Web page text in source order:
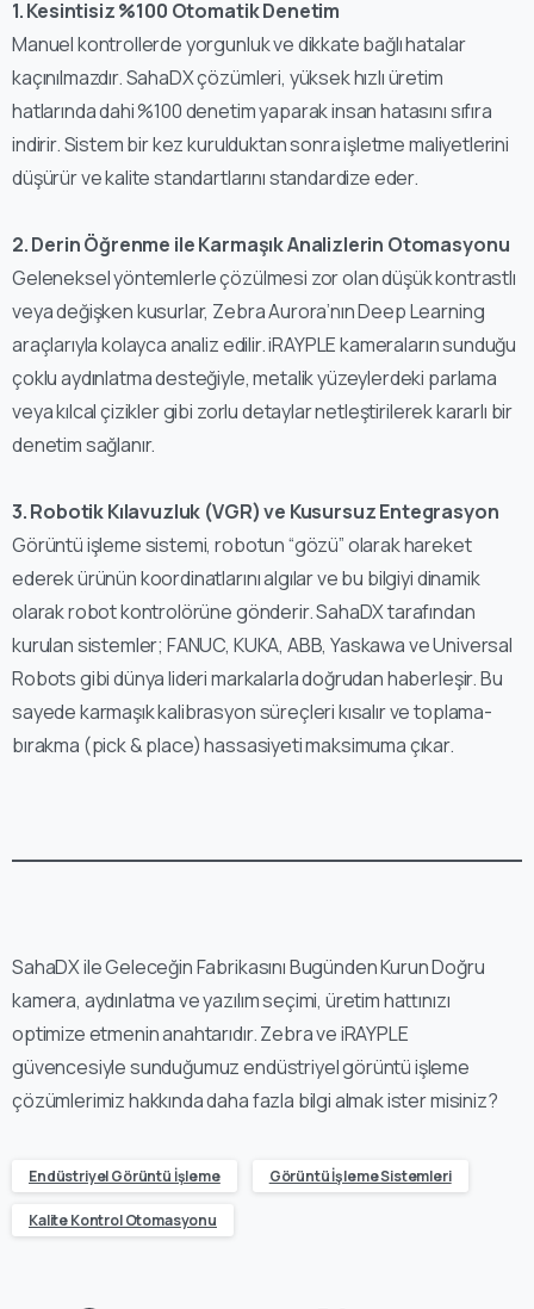
1.⁠ ⁠Kesintisiz %100 Otomatik Denetim
Manuel kontrollerde yorgunluk ve dikkate bağlı hatalar
kaçınılmazdır. SahaDX çözümleri, yüksek hızlı üretim
hatlarında dahi %100 denetim yaparak insan hatasını sıfıra
indirir. Sistem bir kez kurulduktan sonra işletme maliyetlerini
düşürür ve kalite standartlarını standardize eder.
2.⁠ ⁠Derin Öğrenme ile Karmaşık Analizlerin Otomasyonu
Geleneksel yöntemlerle çözülmesi zor olan düşük kontrastlı
veya değişken kusurlar, Zebra Aurora’nın Deep Learning
araçlarıyla kolayca analiz edilir. iRAYPLE kameraların sunduğu
çoklu aydınlatma desteğiyle, metalik yüzeylerdeki parlama
veya kılcal çizikler gibi zorlu detaylar netleştirilerek kararlı bir
denetim sağlanır.
3.⁠ ⁠Robotik Kılavuzluk (VGR) ve Kusursuz Entegrasyon
Görüntü işleme sistemi, robotun “gözü” olarak hareket
ederek ürünün koordinatlarını algılar ve bu bilgiyi dinamik
olarak robot kontrolörüne gönderir. SahaDX tarafından
kurulan sistemler; FANUC, KUKA, ABB, Yaskawa ve Universal
Robots gibi dünya lideri markalarla doğrudan haberleşir. Bu
sayede karmaşık kalibrasyon süreçleri kısalır ve toplama-
bırakma (pick & place) hassasiyeti maksimuma çıkar.
SahaDX ile Geleceğin Fabrikasını Bugünden Kurun Doğru
kamera, aydınlatma ve yazılım seçimi, üretim hattınızı
optimize etmenin anahtarıdır. Zebra ve iRAYPLE
güvencesiyle sunduğumuz endüstriyel görüntü işleme
çözümlerimiz hakkında daha fazla bilgi almak ister misiniz?
Endüstriyel Görüntü İşleme Görüntü İşleme Sistemleri
Kalite Kontrol Otomasyonu